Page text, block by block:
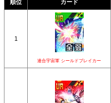
順位 カード
1
連合宇宙軍 シールドブレイカー